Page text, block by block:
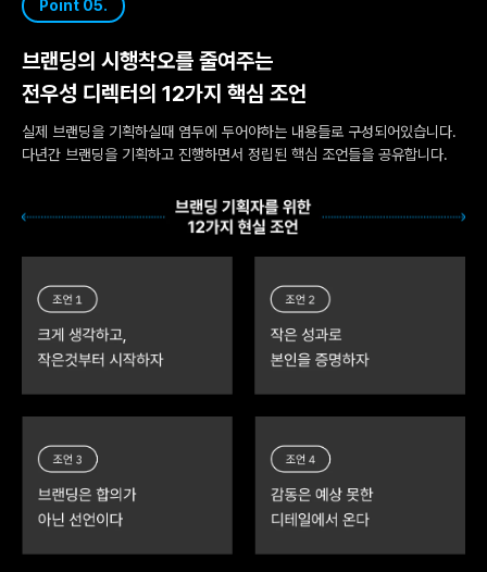
Point 05.
브랜딩의 시행착오를 줄여주는
전우성 디렉터의 12가지 핵심 조언
실제 브랜딩을 기획하실때 염두에 두어야하는 내용들로 구성되어있습니다.
다년간 브랜딩을 기획하고 진행하면서 정립된 핵심 조언들을 공유합니다.